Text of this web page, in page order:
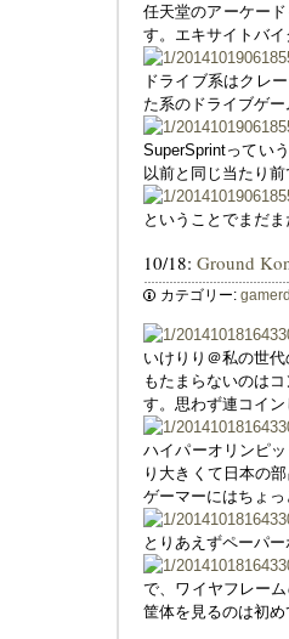
任天堂のアーケー
す。エキサイトバ
ドライブ系はクレ
た系のドライブゲ
SuperSprintってい
以前と同じ当たり
ということでまだ
10/18: Ground
カテゴリー:
いけりり＠私の世
もたまらないのは
す。思わず連コイン
ハイパーオリンピ
り大きくて日本の
ゲーマーにはちょっ
とりあえずペーパ
で、ワイヤフレー
筐体を見るのは初